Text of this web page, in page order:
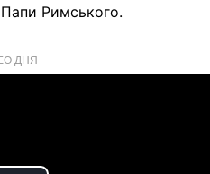
Папи Римського.
ДНЯ